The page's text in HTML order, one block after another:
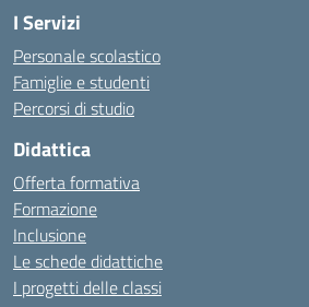
I Servizi
Personale scolastico
Famiglie e studenti
Percorsi di studio
Didattica
Offerta formativa
Formazione
Inclusione
Le schede didattiche
I progetti delle classi